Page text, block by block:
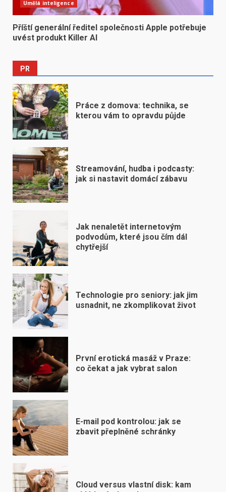
Umělá inteligence
Příští generální ředitel společnosti Apple potřebuje
uvést produkt Killer AI
PR
Práce z domova: technika, se
kterou vám to opravdu půjde
Streamování, hudba i podcasty:
jak si nastavit domácí zábavu
Jak nenaletět internetovým
podvodům, které jsou čím dál
chytřejší
Technologie pro seniory: jak jim
usnadnit, ne zkomplikovat život
První erotická masáž v Praze:
co čekat a jak vybrat salon
E-mail pod kontrolou: jak se
zbavit přeplněné schránky
Cloud versus vlastní disk: kam